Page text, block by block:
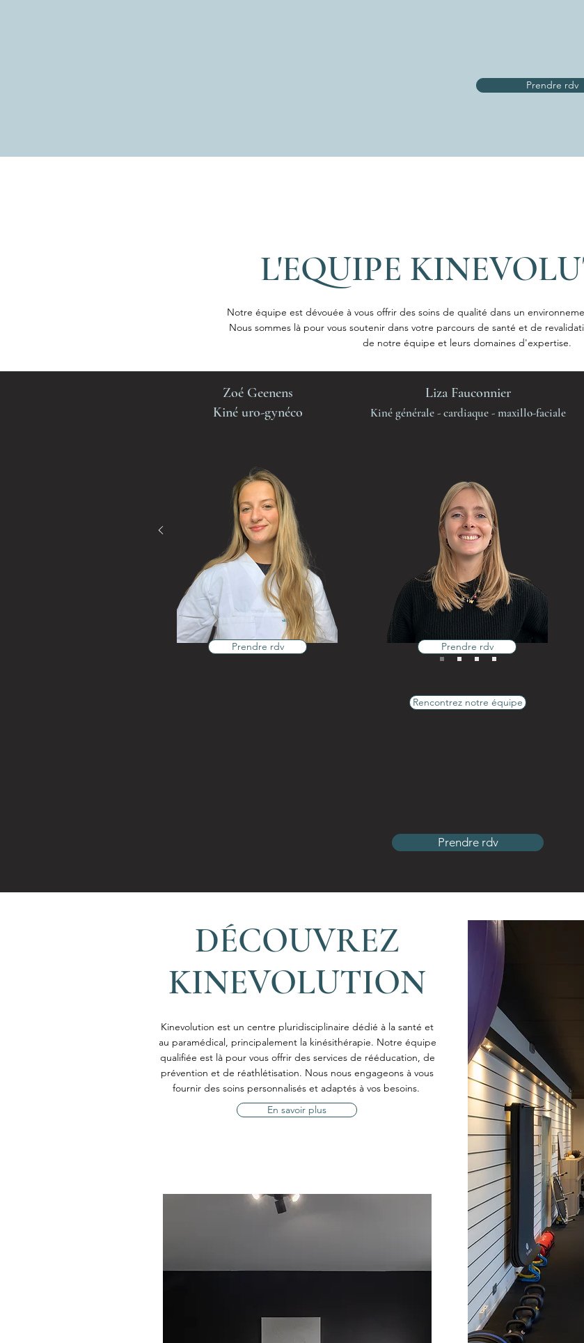
Prendre rdv
L'EQUIPE
Notre équipe est dévouée à vous offrir des soins de qualité dans un
Nous sommes là pour vous soutenir dans votre parcours de santé et de
de notre équipe et leurs domaines d'expertise.
Liza Fauconnier
Kiné générale - cardiaque - maxillo-faciale
Zoé Geenens
Kiné uro-gynéco
Prendre rdv Prendre rdv
Rencontrez notre équipe
Prendre rdv
DÉCOUVREZ
KINEVOLUTION
Kinevolution est un centre pluridisciplinaire dédié à la santé et
au paramédical, principalement la kinésithérapie. Notre équipe
qualifiée est là pour vous offrir des services de rééducation, de
prévention et de réathlétisation. Nous nous engageons à vous
fournir des soins personnalisés et adaptés à vos besoins.
En savoir plus